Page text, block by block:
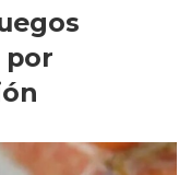
por